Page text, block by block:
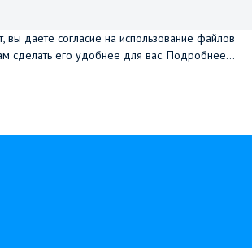
вы даете согласие на использование файлов
сделать его удобнее для вас. Подробнее...